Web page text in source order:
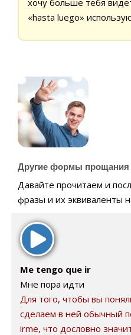
хочу больше тебя
«hasta luego»
Другие формы прощания
Давайте прочитаем и
фразы и их эквиваленты
Me tengo que ir
Мне пора идти
Для того, чтобы вы
сделаем в ней обычный
irme, что дословно